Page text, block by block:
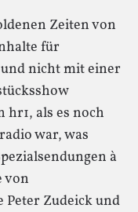
Zeiten von
für
nicht mit einer
hr1, als es noch
war, was
à
von
Zudeick und